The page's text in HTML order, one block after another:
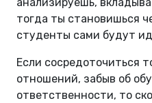
тогда ты становишься
студенты сами будут
Если сосредоточиться
отношений, забыв об
ответственности, то